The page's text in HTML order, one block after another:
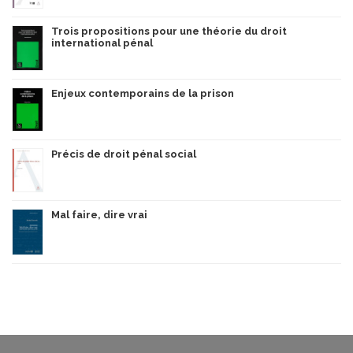
Trois propositions pour une théorie du droit
international pénal
Enjeux contemporains de la prison
Précis de droit pénal social
Mal faire, dire vrai